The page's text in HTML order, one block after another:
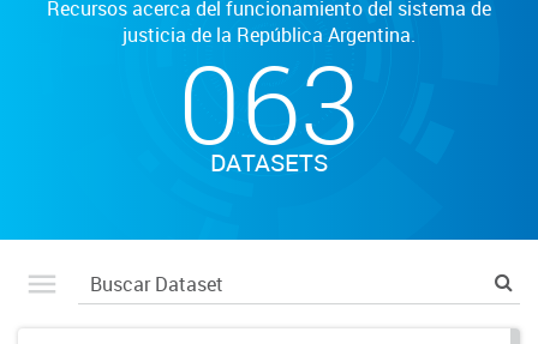
Recursos acerca del funcionamiento del sistema de
justicia de la República Argentina.
063
DATASETS